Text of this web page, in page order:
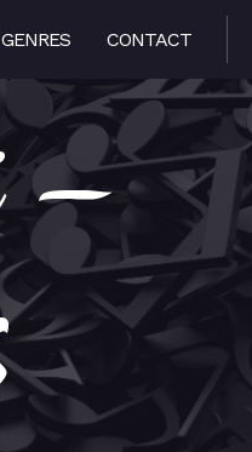
GENRES CONTACT
–